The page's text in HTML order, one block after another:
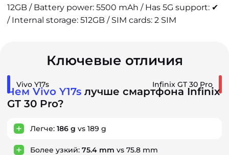
12GB / Battery power: 5500 mAh / Has 5G support: ✔
/ Internal storage: 512GB / SIM cards: 2 SIM
Ключевые отличия
Vivo Y17s Infinix GT 30 Pro
Чем Vivo Y17s лучше смартфона Infinix
GT 30 Pro?
Легче: 186 g vs 189 g
Более узкий: 75.4 mm vs 75.8 mm